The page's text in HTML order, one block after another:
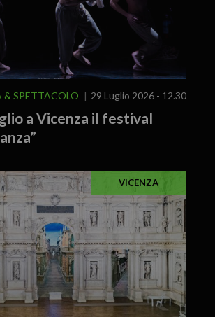
& SPETTACOLO 29 Luglio 2026 - 12.30
a Vicenza il festival
VICENZA